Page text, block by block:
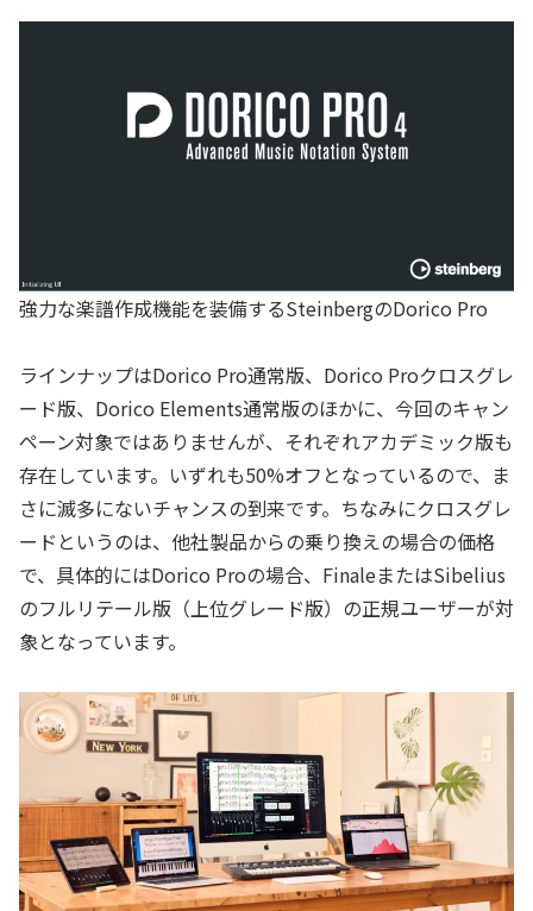
強力な楽譜作成機能を装備するSteinbergのDorico Pro
ラインナップはDorico Pro通常版、Dorico Proクロスグレ
ード版、Dorico Elements通常版のほかに、今回のキャン
ペーン対象ではありませんが、それぞれアカデミック版も
存在しています。いずれも50%オフとなっているので、ま
さに滅多にないチャンスの到来です。ちなみにクロスグレ
ードというのは、他社製品からの乗り換えの場合の価格
で、具体的にはDorico Proの場合、FinaleまたはSibelius
のフルリテール版（上位グレード版）の正規ユーザーが対
象となっています。